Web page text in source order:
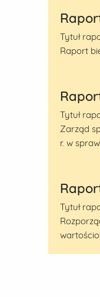
Tytuł
Raport
Tytuł
Zarząd
r. w
Tytuł